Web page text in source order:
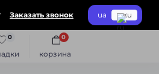
Заказать звонок ua ru
0
корзина
0